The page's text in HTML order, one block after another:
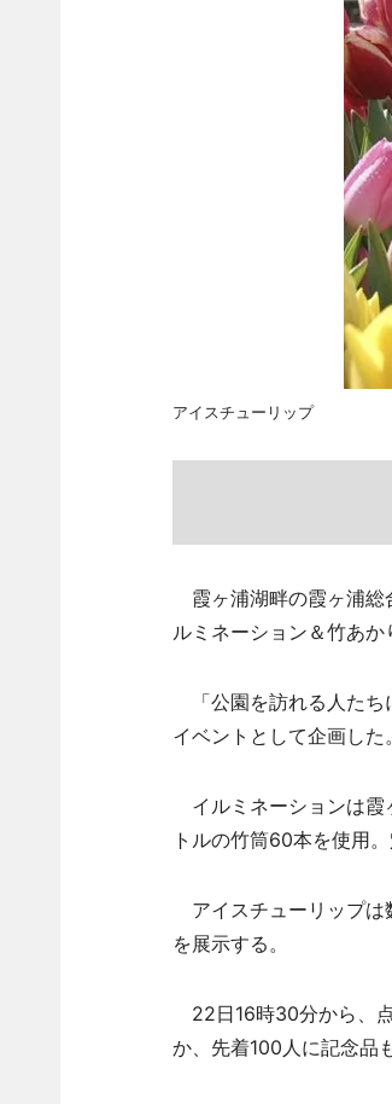
アイスチューリップ
霞ヶ浦湖畔の霞ヶ浦総
ルミネーション＆竹あか
「公園を訪れる人たち
イベントとして企画した
イルミネーションは霞
トルの竹筒60本を使用
アイスチューリップは
を展示する。
22日16時30分から、
か、先着100人に記念品